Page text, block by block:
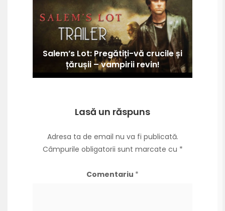
Salem’s Lot: Pregătiți-vă crucile și
țărușii – vampirii revin!
Lasă un răspuns
Adresa ta de email nu va fi publicată.
Câmpurile obligatorii sunt marcate cu *
Comentariu *